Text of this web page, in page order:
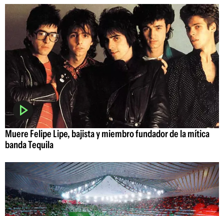
Muere Felipe Lipe, bajista y miembro fundador de la mítica
banda Tequila